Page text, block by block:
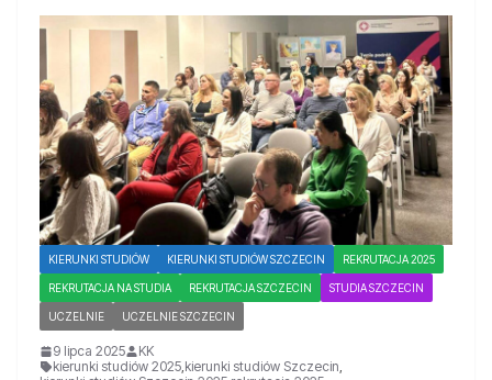
KIERUNKI STUDIÓW KIERUNKI STUDIÓW SZCZECIN REKRUTACJA 2025
REKRUTACJA NA STUDIA REKRUTACJA SZCZECIN STUDIA SZCZECIN
UCZELNIE UCZELNIE SZCZECIN
9 lipca 2025
KK
kierunki studiów 2025 kierunki studiów Szczecin